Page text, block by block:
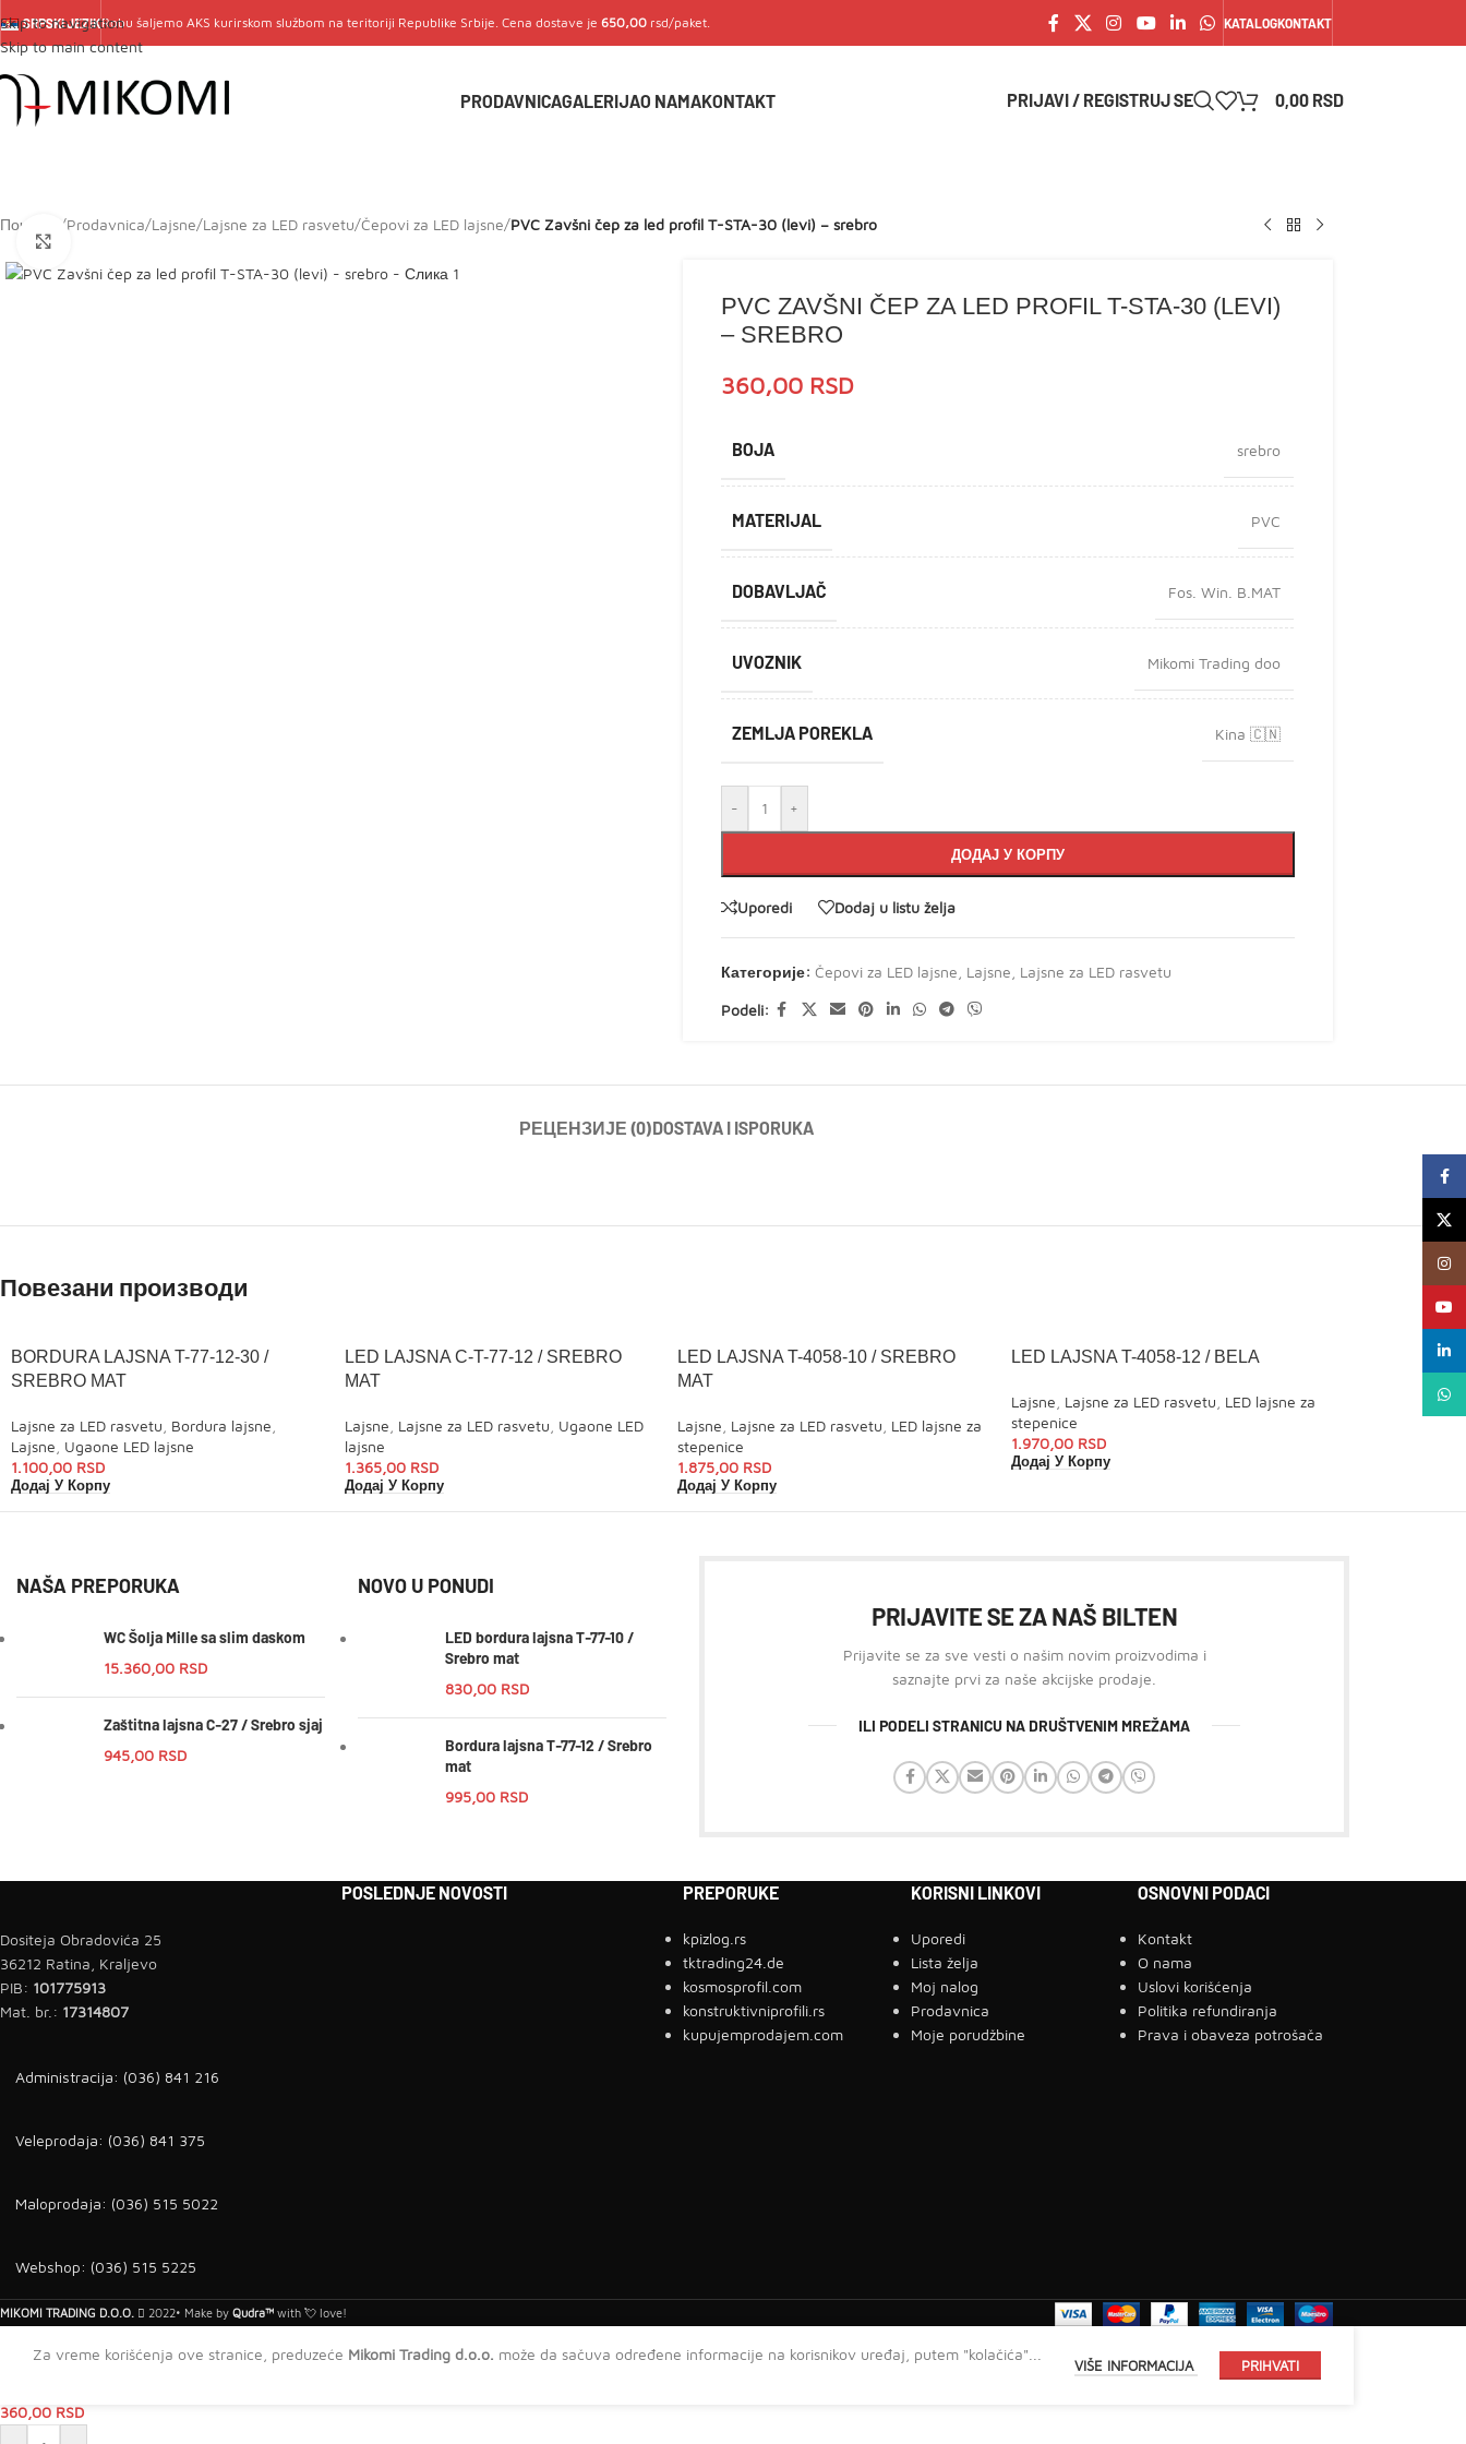
Skip to navigation
Skip to main content
SRPSKI JEZIKRobu šaljemo AKS kurirskom službom na teritoriji Republike Srbije. Cena dostave je 650,00rsd/paket. KATALOGKONTAKT
PRODAVNICAGALERIJAO NAMAKONTAKT PRIJAVI / REGISTRUJ SE 0,00 RSD
Почетна /Prodavnica/Lajsne/Lajsne za LED rasvetu/Čepovi za LED lajsne/PVC Zavšni čep za led profil T-STA-30 (levi) – srebro
PVC ZAVŠNI ČEP ZA LED PROFIL T-STA-30 (LEVI)
– SREBRO
360,00 RSD
BOJA srebro
MATERIJAL PVC
DOBAVLJAČ Fos. Win. B.MAT
UVOZNIK Mikomi Trading doo
ZEMLJA POREKLA Kina 🇨🇳
- +
ДОДАЈ У КОРПУ
Uporedi Dodaj u listu želja
Категорије: Čepovi za LED lajsne Lajsne Lajsne za LED rasvetu
Podeli:
РЕЦЕНЗИЈЕ (0)DOSTAVA I ISPORUKA
Повезани производи
BORDURA LAJSNA T-77-12-30 /
SREBRO MAT
Lajsne za LED rasvetu Bordura lajsne
Lajsne Ugaone LED lajsne
1.100,00 RSD
Додај У Корпу
LED LAJSNA C-T-77-12 / SREBRO
MAT
Lajsne Lajsne za LED rasvetu Ugaone LED
lajsne
1.365,00 RSD
Додај У Корпу
LED LAJSNA T-4058-10 / SREBRO
MAT
Lajsne Lajsne za LED rasvetu LED lajsne za
stepenice
1.875,00 RSD
Додај У Корпу
LED LAJSNA T-4058-12 / BELA
Lajsne Lajsne za LED rasvetu LED lajsne za
stepenice
1.970,00 RSD
Додај У Корпу
LED LAJSNA
NAŠA PREPORUKA
WC Šolja Mille sa slim daskom
15.360,00 RSD
Zaštitna lajsna C-27 / Srebro sjaj
945,00 RSD
NOVO U PONUDI
LED bordura lajsna T-77-10 /
Srebro mat
830,00 RSD
Bordura lajsna T-77-12 / Srebro
mat
995,00 RSD
PRIJAVITE SE ZA NAŠ BILTEN
Prijavite se za sve vesti o našim novim proizvodima i
saznajte prvi za naše akcijske prodaje.
ILI PODELI STRANICU NA DRUŠTVENIM MREŽAMA
Dositeja Obradovića 25
36212 Ratina, Kraljevo
PIB: 101775913
Mat. br.: 17314807
Administracija: (036) 841 216
Veleprodaja: (036) 841 375
Maloprodaja: (036) 515 5022
Webshop: (036) 515 5225
POSLEDNJE NOVOSTI PREPORUKE
kpizlog.rs
tktrading24.de
kosmosprofil.com
konstruktivniprofili.rs
kupujemprodajem.com
KORISNI LINKOVI
Uporedi
Lista želja
Moj nalog
Prodavnica
Moje porudžbine
OSNOVNI PODACI
Kontakt
O nama
Uslovi korišćenja
Politika refundiranja
Prava i obaveza potrošača
MIKOMI TRADING D.O.O. 2022• Make by Qudra™ with 💘 love!
Za vreme korišćenja ove stranice, preduzeće Mikomi Trading d.o.o. može da sačuva određene informacije na korisnikov uređaj, putem "kolačića"...
VIŠE INFORMACIJA PRIHVATI
PVC Zavšni čep za led profil T-STA-30 (levi) – srebro
360,00 RSD